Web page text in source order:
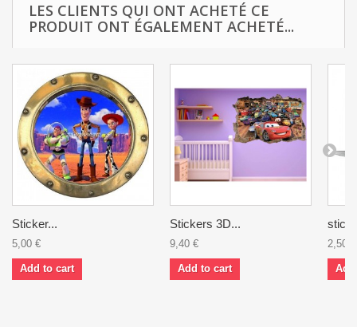
LES CLIENTS QUI ONT ACHETÉ CE
PRODUIT ONT ÉGALEMENT ACHETÉ...
Sticker...
5,00 €
Add to cart
Stickers 3D...
9,40 €
Add to cart
2,50 €